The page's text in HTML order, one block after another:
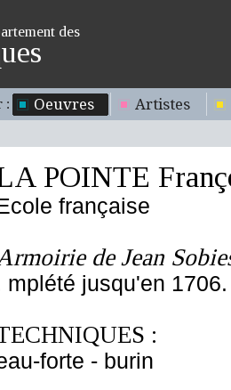
des
: Oeuvres Artistes
POINTE
française
de Jean
mplété jusqu'en 1706.
:
forte - burin